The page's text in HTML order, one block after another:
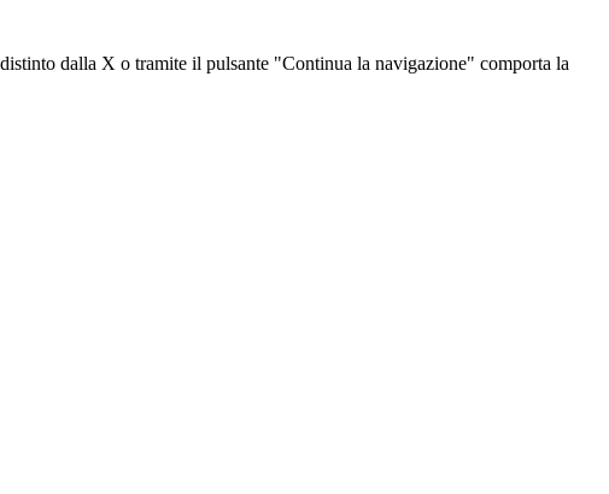
dalla X o tramite il pulsante "Continua la navigazione" comporta la